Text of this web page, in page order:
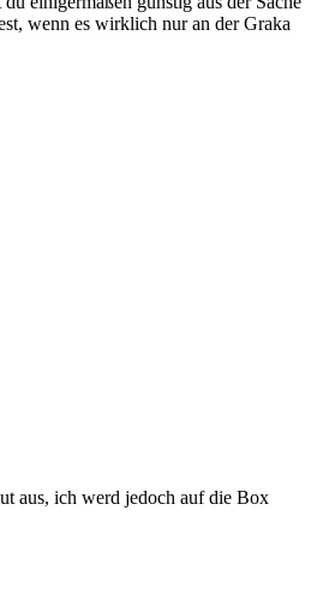
wenn es wirklich nur an der Graka
aus, ich werd jedoch auf die Box